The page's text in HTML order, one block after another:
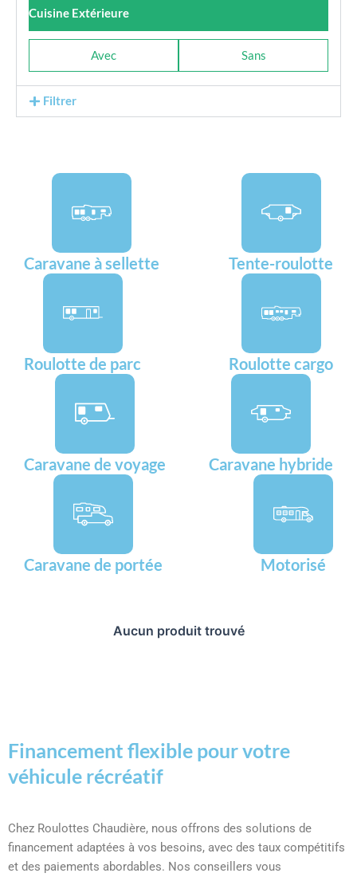
Cuisine Extérieure
Avec Sans
Filtrer
Caravane à sellette Tente-roulotte
Roulotte de parc Roulotte cargo
Caravane de voyage Caravane hybride
Caravane de portée Motorisé
Aucun produit trouvé
Financement flexible pour votre
véhicule récréatif
Chez Roulottes Chaudière, nous offrons des solutions de
financement adaptées à vos besoins, avec des taux compétitifs
et des paiements abordables. Nos conseillers vous